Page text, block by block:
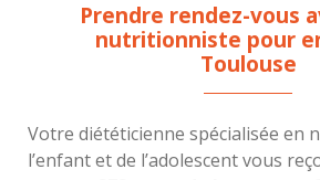
Prendre rendez-vous
nutritionniste pour
Toulouse
Votre diététicienne spécialisée en
l’enfant et de l’adolescent vous